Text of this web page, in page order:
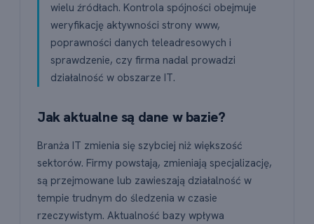
wielu źródłach. Kontrola spójności obejmuje
weryfikację aktywności strony www,
poprawności danych teleadresowych i
sprawdzenie, czy firma nadal prowadzi
działalność w obszarze IT.
Jak aktualne są dane w bazie?
Branża IT zmienia się szybciej niż większość
sektorów. Firmy powstają, zmieniają specjalizację,
są przejmowane lub zawieszają działalność w
tempie trudnym do śledzenia w czasie
rzeczywistym. Aktualność bazy wpływa